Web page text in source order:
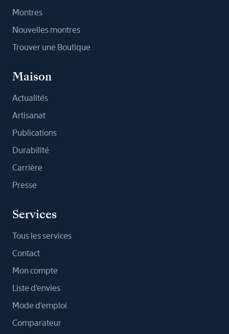
Montres
Nouvelles montres
Trouver une Boutique
Maison
Actualités
Artisanat
Publications
Durabilité
Carrière
Presse
Services
Tous les services
Contact
Mon compte
Liste d'envies
Mode d'emploi
Comparateur